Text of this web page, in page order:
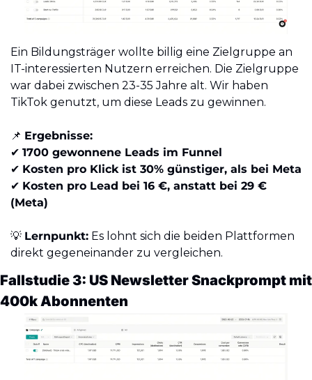
Ein Bildungsträger wollte billig eine Zielgruppe an
IT-interessierten Nutzern erreichen. Die Zielgruppe
war dabei zwischen 23-35 Jahre alt. Wir haben
TikTok genutzt, um diese Leads zu gewinnen.
📌 Ergebnisse:
✔️ 1700 gewonnene Leads im Funnel
✔️ Kosten pro Klick ist 30% günstiger, als bei Meta
✔️ Kosten pro Lead bei 16 €, anstatt bei 29 €
(Meta)
💡 Lernpunkt: Es lohnt sich die beiden Plattformen
direkt gegeneinander zu vergleichen.
Fallstudie 3: US Newsletter Snackprompt mit
400k Abonnenten